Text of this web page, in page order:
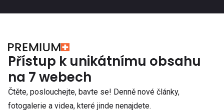
Přístup k unikátnímu obsahu
na 7 webech
Čtěte, poslouchejte, bavte se! Denně nové články,
fotogalerie a videa, které jinde nenajdete.